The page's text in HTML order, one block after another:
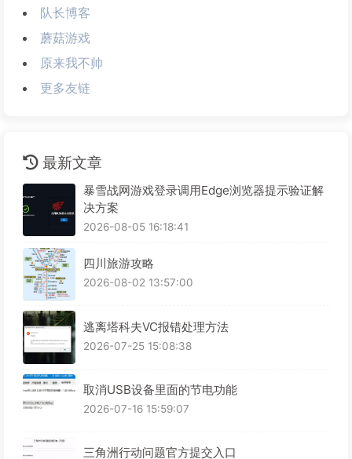
队长博客
蘑菇游戏
原来我不帅
更多友链
最新文章
暴雪战网游戏登录调用Edge浏览器提示验证解
决方案
2026-08-05 16:18:41
四川旅游攻略
2026-08-02 13:57:00
逃离塔科夫VC报错处理方法
2026-07-25 15:08:38
取消USB设备里面的节电功能
2026-07-16 15:59:07
三角洲行动问题官方提交入口